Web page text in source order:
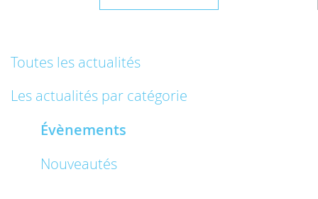
Toutes les actualités
Les actualités par catégorie
Évènements
Nouveautés